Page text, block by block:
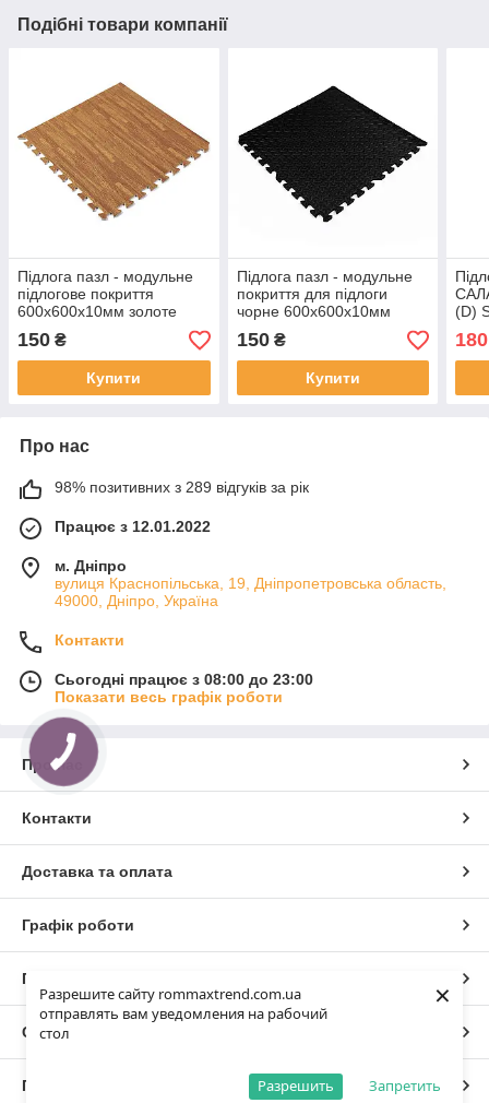
Разрешите сайту rommaxtrend.com.ua
отправлять вам уведомления на рабочий
стол
Запретить
Разрешить
×
Подібні товари компанії
Підлога пазл - модульне
підлогове покриття
600x600x10мм золоте
дерево (МР2) SW-
00000022
150 ₴
Купити
Підлога пазл - модульне
покриття для підлоги
чорне 600x600x10мм
(МР15) SW-00001169
150₴
Купити
(D)
180
Про нас
98% позитивних з 289 відгуків за рік
Працює з 12.01.2022
м. Дніпро
вулиця Краснопільська, 19, Дніпропетровська область,
49000, Дніпро, Україна
Контакти
Сьогодні працює з 08:00 до 23:00
Показати весь графік роботи
Про нас
Контакти
Доставка та оплата
Графік роботи
Повна версія сайту
Сайт створено на маркетплейсі
Політика конфіденційності